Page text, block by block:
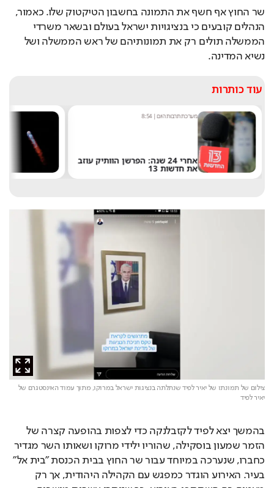
שר החוץ אף חשף את התמונה בחשבון הטיקטוק שלו. כאמור,
הנהלים קובעים כי בנציגויות ישראל בעולם ובשאר משרדי
הממשלה תולים רק את תמונותיהם של ראש הממשלה ושל
נשיא המדינה.
עוד כותרות
מערכת תרבות היום|
8:54
אחרי 24 שנה: הפרשן הוותיק עוזב
את חדשות 13
צילום של תמונתו של יאיר לפיד שנתלתה בנציגות ישראל במרוקו,מתוך עמוד האינסטגרם של
יאיר לפיד
בהמשך יצא לפיד לקזבלנקה כדי לצפות בהופעה קצרה של
הזמר שמעון בוסקילה, שהוריו ילידי מרוקו ושאותו השר מגדיר
כחברו, שנערכה במיוחד עבור שר החוץ בבית הכנסת "בית אל"
בעיר. האירוע הוגדר כמפגש עם הקהילה היהודית, אך רק